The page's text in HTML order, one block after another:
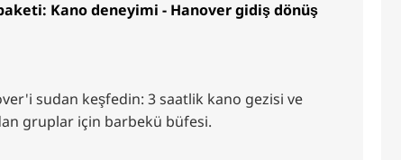
Kano deneyimi - Hanover gidiş dönüş
sudan keşfedin: 3 saatlik kano gezisi ve
gruplar için barbekü büfesi.